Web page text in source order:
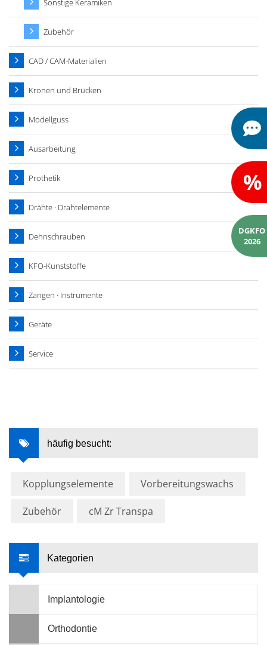
Sonstige Keramiken
Zubehör
CAD / CAM-Materialien
Kronen und Brücken
Modellguss
Ausarbeitung
Prothetik
Drähte · Drahtelemente
Dehnschrauben
KFO-Kunststoffe
Zangen · Instrumente
Geräte
Service
häufig besucht:
Kopplungselemente Vorbereitungswachs
Zubehör cM Zr Transpa
Kategorien
Implantologie
Orthodontie
%
DGKFO
2026